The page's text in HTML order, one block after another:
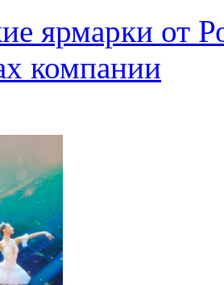
ярмарки от
компании